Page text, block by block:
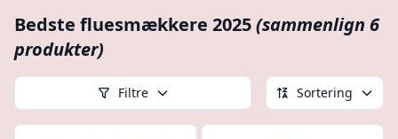
Bedste fluesmækkere 2025(sammenlign 6
produkter)
Filtre Sortering